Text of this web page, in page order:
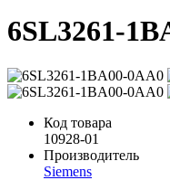
6SL3261-
Код товара
10928-01
Производитель
Siemens